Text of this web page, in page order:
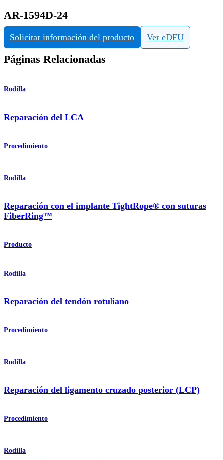
AR-1594D-24
Solicitar información del producto Ver eDFU
Páginas Relacionadas
Rodilla
Reparación del LCA
Procedimiento
Rodilla
Reparación con el implante TightRope® con suturas
FiberRing™
Producto
Rodilla
Reparación del tendón rotuliano
Procedimiento
Rodilla
Reparación del ligamento cruzado posterior (LCP)
Procedimiento
Rodilla